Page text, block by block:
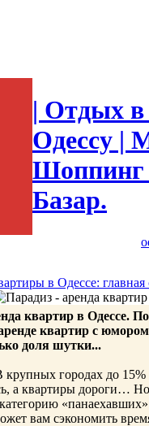
| Отдых в
Одессу |
Шоппинг
Базар.
в Одессе: главная
квартир в Одессе.
квартир с
доля шутки...
городах до 15%
а квартиры дороги…
вам сэкономить